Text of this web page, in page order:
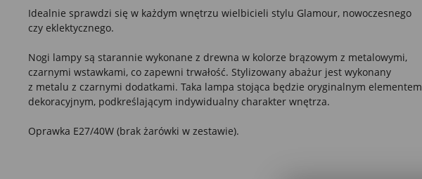
Idealnie sprawdzi się w każdym wnętrzu wielbicieli stylu Glamour, nowoczesnego
czy eklektycznego.
Nogi lampy są starannie wykonane z drewna w kolorze brązowym z metalowymi,
czarnymi wstawkami, co zapewni trwałość. Stylizowany abażur jest wykonany
z metalu z czarnymi dodatkami. Taka lampa stojąca będzie oryginalnym elementem
dekoracyjnym, podkreślającym indywidualny charakter wnętrza.
Oprawka E27/40W (brak żarówki w zestawie).